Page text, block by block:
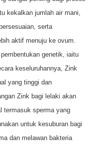
kekalkan jumlah air mani,
serta
aktif menuju ke ovum.
genetik, iaitu
keseluruhannya, Zink
yang tinggi dan
Zink bagi lelaki akan
termasuk sperma yang
untuk kesuburan bagi
dan melawan bakteria